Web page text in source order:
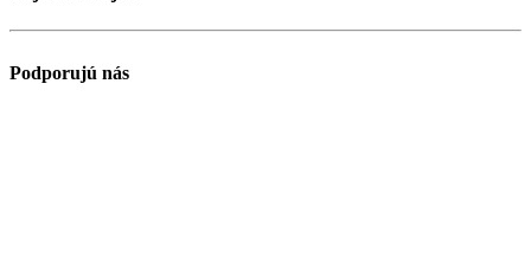
Podporujú nás